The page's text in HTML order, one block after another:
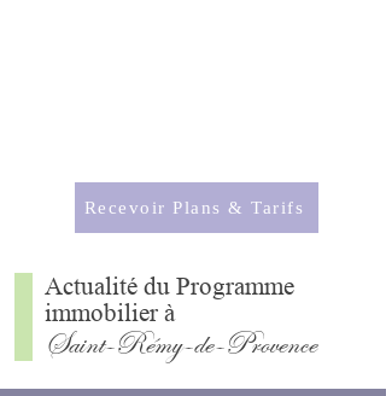
Recevoir Plans & Tarifs
Actualité du Programme
immobilier à
Saint-Rémy-de-Provence